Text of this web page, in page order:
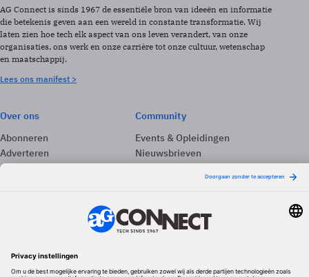
AG Connect is sinds 1967 de essentiële bron van ideeën en informatie
die betekenis geven aan een wereld in constante transformatie. Wij
laten zien hoe tech elk aspect van ons leven verandert, van onze
organisaties, ons werk en onze carrière tot onze cultuur, wetenschap
en maatschappij.
Lees ons manifest >
Over ons
Abonneren
Adverteren
Contact
Community
Events & Opleidingen
Nieuwsbrieven